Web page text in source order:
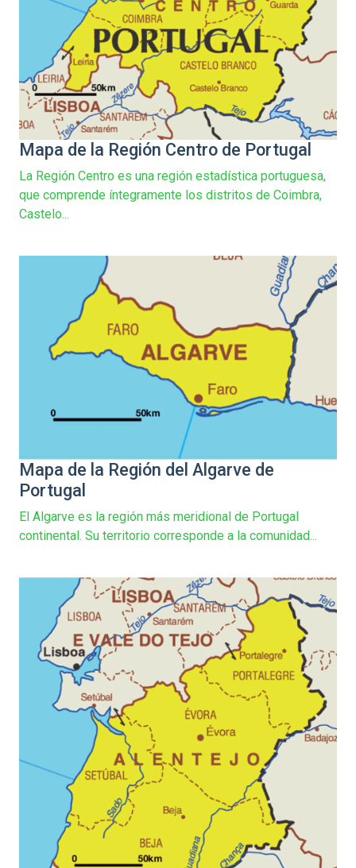
Mapa de la Región Centro de Portugal
La Región Centro es una región estadística portuguesa,
que comprende íntegramente los distritos de Coimbra,
Castelo...
Mapa de la Región del Algarve de
Portugal
El Algarve es la región más meridional de Portugal
continental. Su territorio corresponde a la comunidad...